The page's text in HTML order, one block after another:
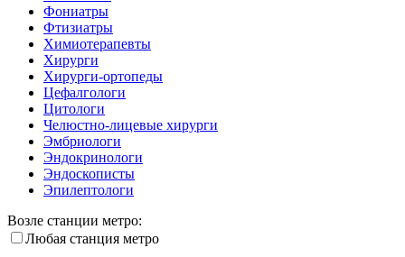
Фониатры
Фтизиатры
Химиотерапевты
Хирурги
Хирурги-ортопеды
Цефалгологи
Цитологи
Челюстно-лицевые хирурги
Эмбриологи
Эндокринологи
Эндоскописты
Эпилептологи
Возле станции метро:
Любая станция метро